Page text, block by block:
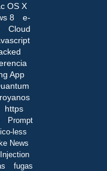
OS X
8
e-
Cloud
App
https
Prompt
less
News
fugas